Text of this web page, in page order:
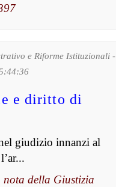
e Riforme Istituzionali -
e diritto di
giudizio innanzi al
nota della Giustizia